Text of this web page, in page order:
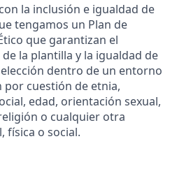
la inclusión e igualdad de
tengamos un Plan de
que garantizan el
la plantilla y la igualdad de
dentro de un entorno
cuestión de etnia,
edad, orientación sexual,
o cualquier otra
física o social.